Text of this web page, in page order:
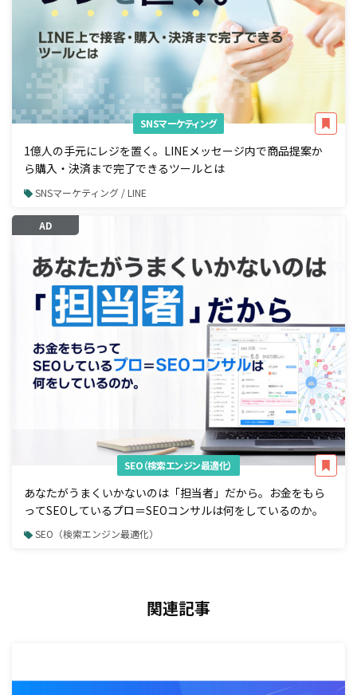
SNSマーケティング
1億人の手元にレジを置く。LINEメッセージ内で商品提案か
ら購入・決済まで完了できるツールとは
SNSマーケティング / LINE
AD
SEO（検索エンジン最適化）
あなたがうまくいかないのは「担当者」だから。お金をもら
ってSEOしているプロ＝SEOコンサルは何をしているのか。
SEO（検索エンジン最適化）
関連記事